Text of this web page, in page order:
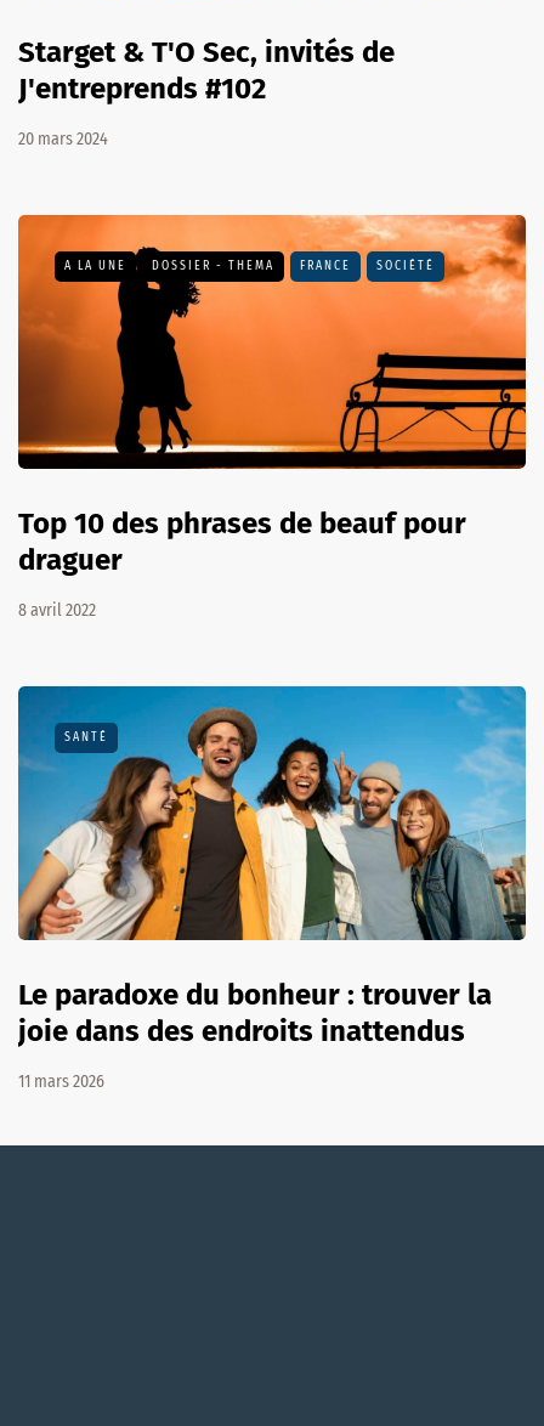
Starget & T'O Sec, invités de
J'entreprends #102
20 mars 2024
A LA UNE DOSSIER - THEMA FRANCE SOCIÉTÉ
Top 10 des phrases de beauf pour
draguer
8 avril 2022
SANTÉ
Le paradoxe du bonheur : trouver la
joie dans des endroits inattendus
11 mars 2026